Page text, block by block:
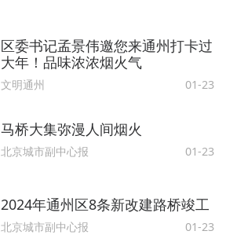
区委书记孟景伟邀您来通州打卡过
大年！品味浓浓烟火气
文明通州 01-23
马桥大集弥漫人间烟火
北京城市副中心报 01-23
2024年通州区8条新改建路桥竣工
北京城市副中心报 01-23